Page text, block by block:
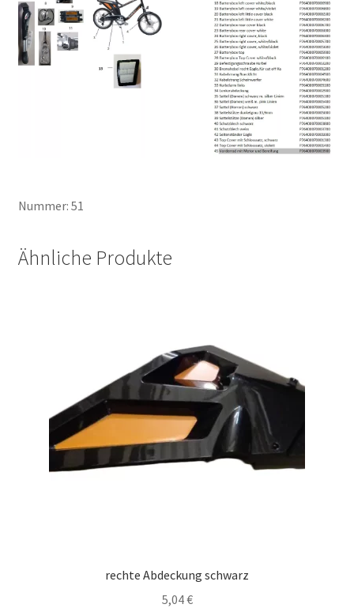
Nummer: 51
Ähnliche Produkte
rechte Abdeckung schwarz
5,04€